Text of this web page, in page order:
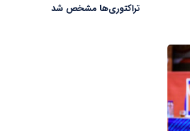
تراکتوری‌ها مشخص شد